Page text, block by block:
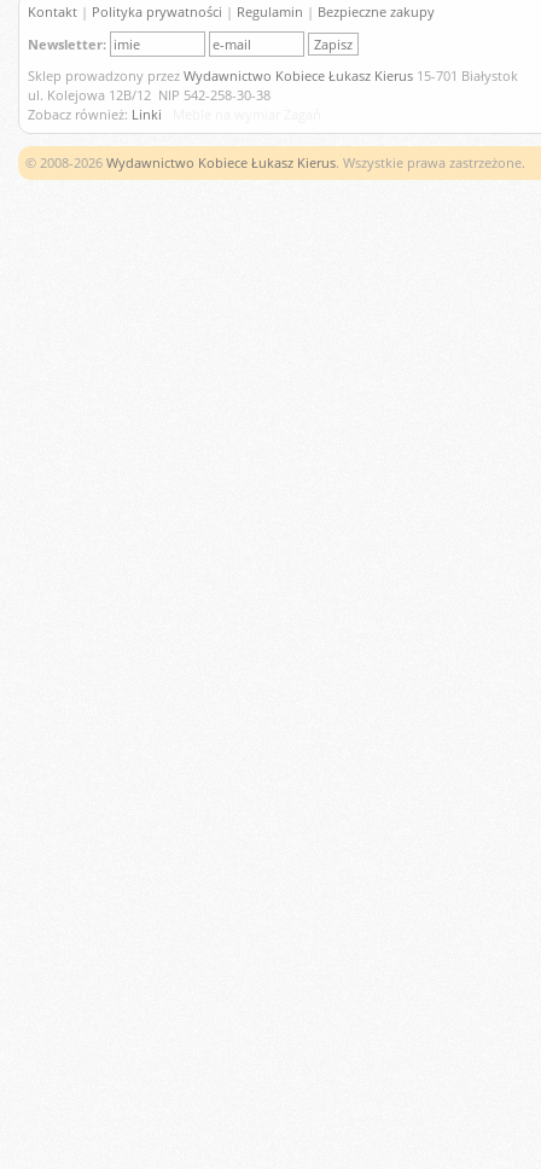
Kontakt | Polityka prywatności | Regulamin | Bezpieczne zakupy
Newsletter:
Sklep prowadzony przez Wydawnictwo Kobiece Łukasz Kierus 15-701 Białystok
ul. Kolejowa 12B/12 NIP 542-258-30-38
Zobacz również: Linki
© 2008-2026 Wydawnictwo Kobiece Łukasz Kierus. Wszystkie prawa zastrzeżone.